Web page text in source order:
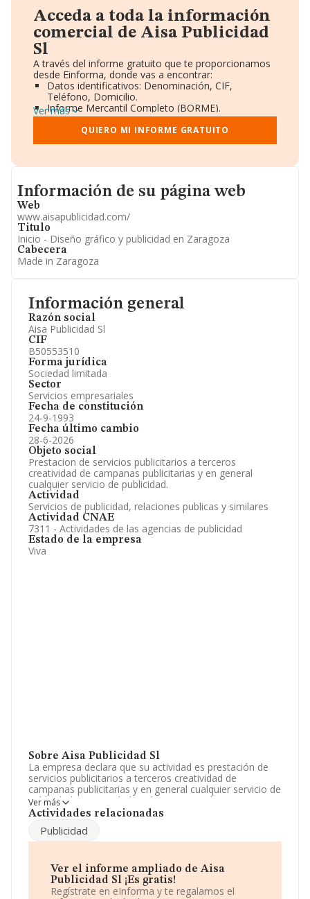
Información general
Razón social
Aisa Publicidad Sl
CIF
B50553510
Forma jurídica
Sociedad limitada
Sector
Servicios empresariales
Fecha de constitución
24-9-1993
Fecha último cambio
28-6-2026
Objeto social
Prestacion de servicios publicitarios a terceros
creatividad de campanas publicitarias y en general
cualquier servicio de publicidad.
Actividad
Servicios de publicidad, relaciones publicas y similares
Actividad CNAE
7311 - Actividades de las agencias de publicidad
Estado de la empresa
Viva
Sobre Aisa Publicidad Sl
La empresa declara que su actividad es prestación de
servicios publicitarios a terceros creatividad de
campanas publicitarias y en general cualquier servicio de
publicidad. La sociedad está inscrita en el Registro
Mercantil como Sociedad Limitada. La actividad de
cuyo Código es 7311. La sociedad no tiene actividad en
mercados exteriores.
No ha habido variación en cuanto al número de
empleados con respecto al 2024 y según los datos a
disposición de INFORMA, ha tenido un número de
Ver más
Actividades relacionadas
Publicidad
Ver el informe ampliado de Aisa
Publicidad Sl ¡Es gratis!
Regístrate en eInforma y te regalamos el
Acceda a toda la información
comercial de Aisa Publicidad
Sl
A través del informe gratuito que te proporcionamos
desde Einforma, donde vas a encontrar:
Datos identificativos: Denominación, CIF,
Teléfono, Domicilio.
Informe Mercantil Completo (BORME).
Gráficos de Evolución Ventas y Empleados.
Consejo de Administración y Administradores.
Directivos y Ejecutivos.
Información oficial y registral complementaria.
Ver más
QUIERO MI INFORME GRATUITO
Informacion de su página web
Información de su página web
Web
www.aisapublicidad.com/
Titulo
Inicio - Diseño gráfico y publicidad en Zaragoza
Cabecera
Made in Zaragoza